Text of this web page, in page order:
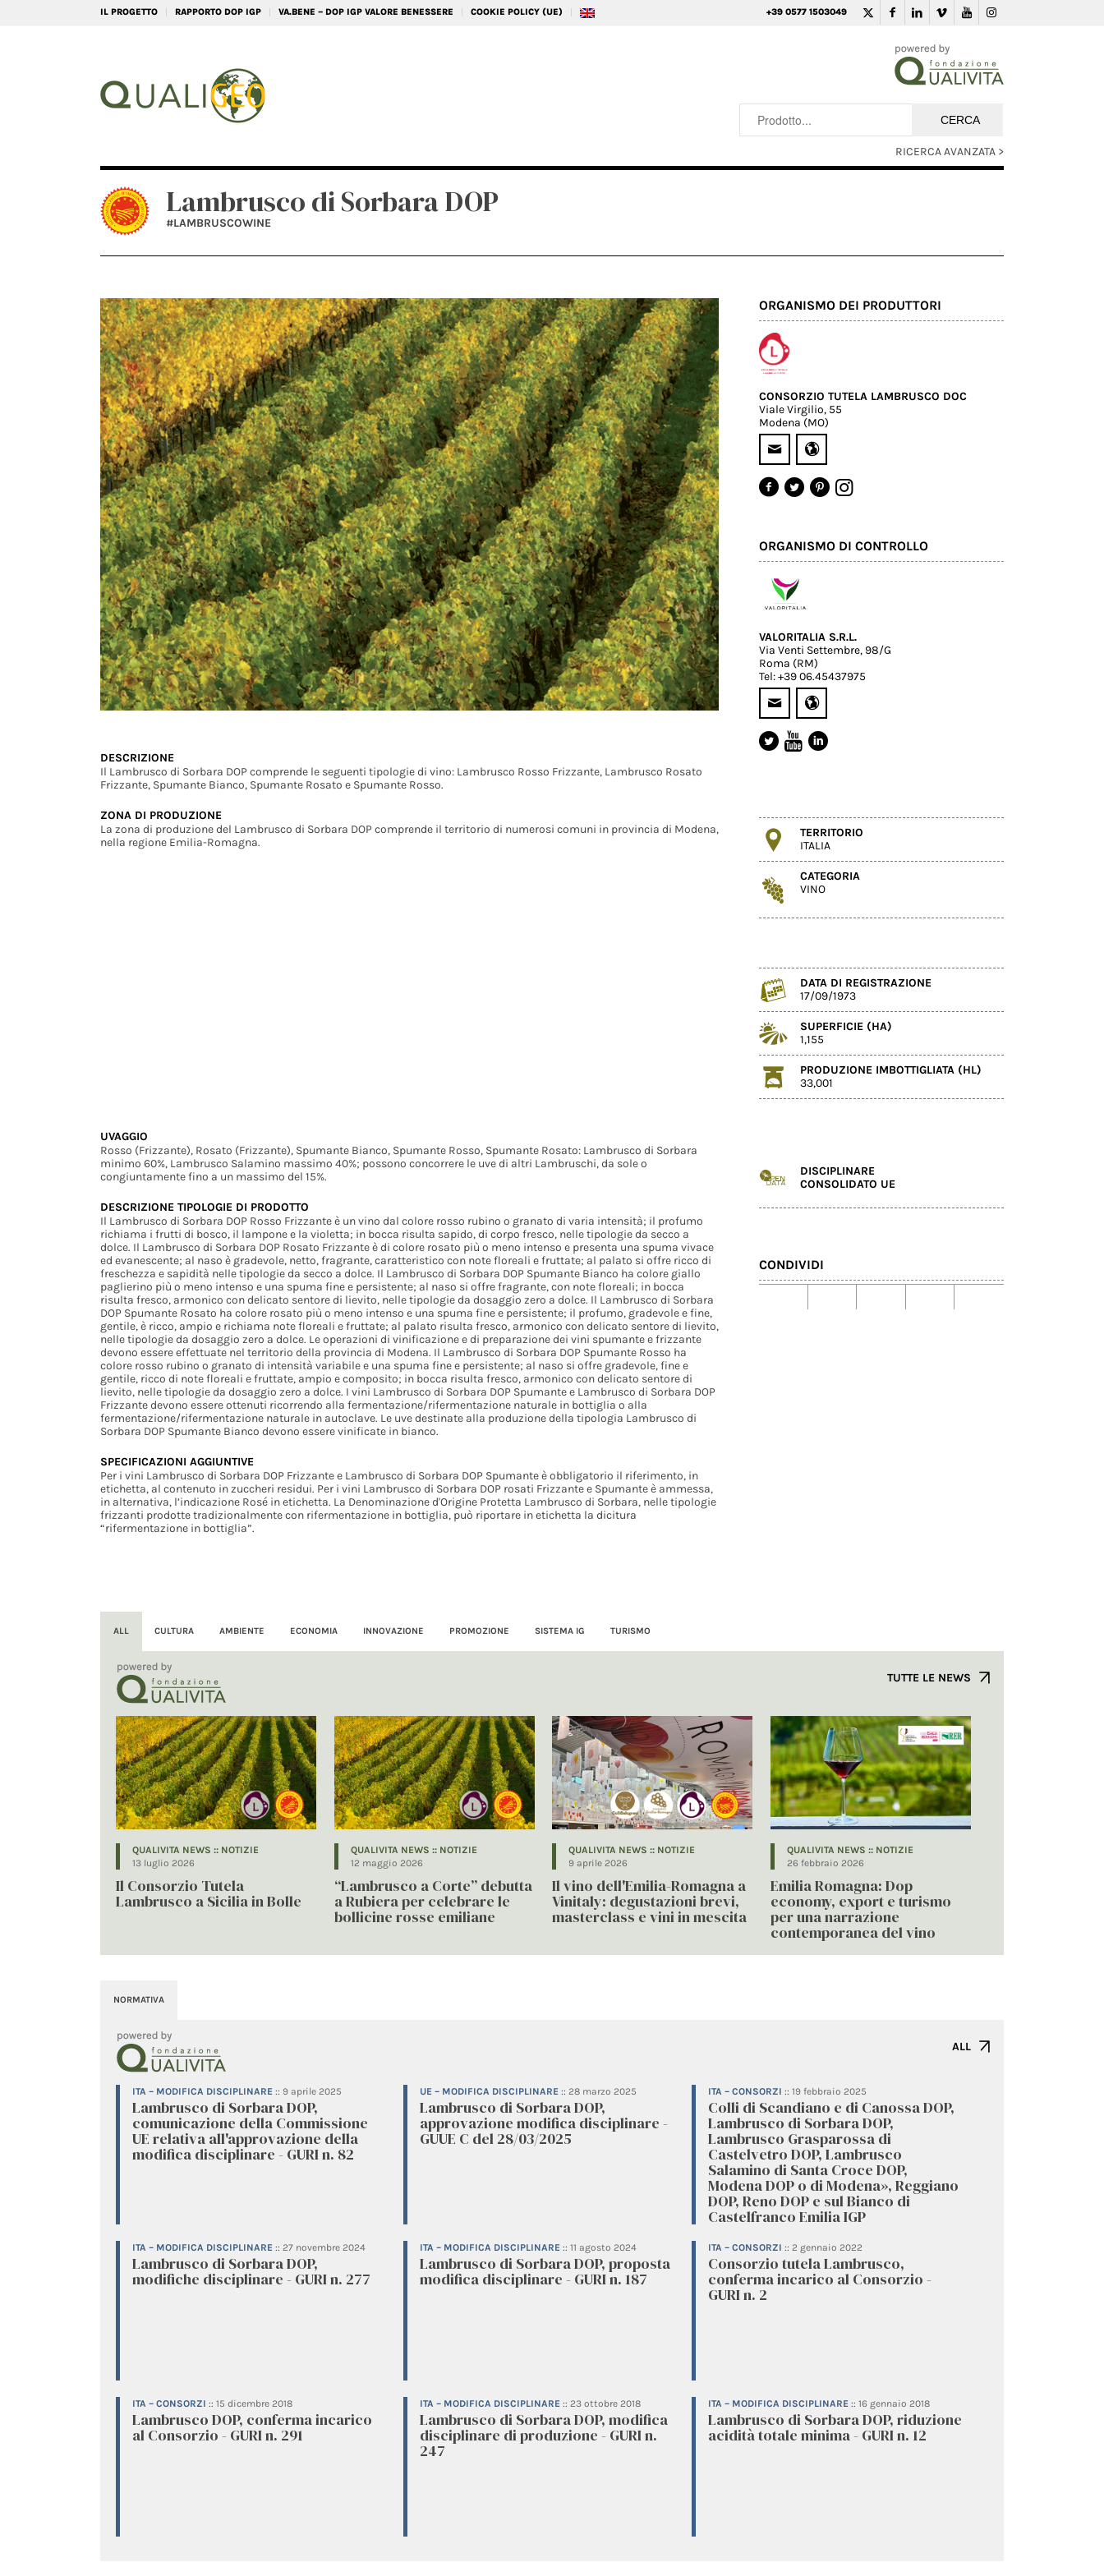
IL PROGETTO RAPPORTO DOP IGP VA.BENE – DOP IGP VALORE BENESSERE COOKIE POLICY (UE) +39 0577 1503049
RICERCA AVANZATA >
Lambrusco di Sorbara DOP
#LAMBRUSCOWINE
DESCRIZIONE
Il Lambrusco di Sorbara DOP comprende le seguenti tipologie di vino: Lambrusco Rosso Frizzante, Lambrusco Rosato
Frizzante, Spumante Bianco, Spumante Rosato e Spumante Rosso.
ZONA DI PRODUZIONE
La zona di produzione del Lambrusco di Sorbara DOP comprende il territorio di numerosi comuni in provincia di Modena,
nella regione Emilia-Romagna.
UVAGGIO
Rosso (Frizzante), Rosato (Frizzante), Spumante Bianco, Spumante Rosso, Spumante Rosato: Lambrusco di Sorbara
minimo 60%, Lambrusco Salamino massimo 40%; possono concorrere le uve di altri Lambruschi, da sole o
congiuntamente fino a un massimo del 15%.
DESCRIZIONE TIPOLOGIE DI PRODOTTO
Il Lambrusco di Sorbara DOP Rosso Frizzante è un vino dal colore rosso rubino o granato di varia intensità; il profumo
richiama i frutti di bosco, il lampone e la violetta; in bocca risulta sapido, di corpo fresco, nelle tipologie da secco a
dolce. Il Lambrusco di Sorbara DOP Rosato Frizzante è di colore rosato più o meno intenso e presenta una spuma vivace
ed evanescente; al naso è gradevole, netto, fragrante, caratteristico con note floreali e fruttate; al palato si offre ricco di
freschezza e sapidità nelle tipologie da secco a dolce. Il Lambrusco di Sorbara DOP Spumante Bianco ha colore giallo
paglierino più o meno intenso e una spuma fine e persistente; al naso si offre fragrante, con note floreali; in bocca
risulta fresco, armonico con delicato sentore di lievito, nelle tipologie da dosaggio zero a dolce. Il Lambrusco di Sorbara
DOP Spumante Rosato ha colore rosato più o meno intenso e una spuma fine e persistente; il profumo, gradevole e fine,
gentile, è ricco, ampio e richiama note floreali e fruttate; al palato risulta fresco, armonico con delicato sentore di lievito,
nelle tipologie da dosaggio zero a dolce. Le operazioni di vinificazione e di preparazione dei vini spumante e frizzante
devono essere effettuate nel territorio della provincia di Modena. Il Lambrusco di Sorbara DOP Spumante Rosso ha
colore rosso rubino o granato di intensità variabile e una spuma fine e persistente; al naso si offre gradevole, fine e
gentile, ricco di note floreali e fruttate, ampio e composito; in bocca risulta fresco, armonico con delicato sentore di
lievito, nelle tipologie da dosaggio zero a dolce. I vini Lambrusco di Sorbara DOP Spumante e Lambrusco di Sorbara DOP
Frizzante devono essere ottenuti ricorrendo alla fermentazione/rifermentazione naturale in bottiglia o alla
fermentazione/rifermentazione naturale in autoclave. Le uve destinate alla produzione della tipologia Lambrusco di
Sorbara DOP Spumante Bianco devono essere vinificate in bianco.
SPECIFICAZIONI AGGIUNTIVE
Per i vini Lambrusco di Sorbara DOP Frizzante e Lambrusco di Sorbara DOP Spumante è obbligatorio il riferimento, in
etichetta, al contenuto in zuccheri residui. Per i vini Lambrusco di Sorbara DOP rosati Frizzante e Spumante è ammessa,
in alternativa, l’indicazione Rosé in etichetta. La Denominazione d'Origine Protetta Lambrusco di Sorbara, nelle tipologie
frizzanti prodotte tradizionalmente con rifermentazione in bottiglia, può riportare in etichetta la dicitura
“rifermentazione in bottiglia”.
ORGANISMO DEI PRODUTTORI
CONSORZIO TUTELA LAMBRUSCO DOC
Viale Virgilio, 55
Modena (MO)
ORGANISMO DI CONTROLLO
VALORITALIA S.R.L.
Via Venti Settembre, 98/G
Roma (RM)
Tel: +39 06.45437975
TERRITORIO
ITALIA
CATEGORIA
VINO
DATA DI REGISTRAZIONE
17/09/1973
SUPERFICIE (HA)
1,155
PRODUZIONE IMBOTTIGLIATA (HL)
33,001
DISCIPLINARE
CONSOLIDATO UE
CONDIVIDI
ALL CULTURA AMBIENTE ECONOMIA INNOVAZIONE PROMOZIONE SISTEMA IG TURISMO
TUTTE LE NEWS
QUALIVITA NEWS :: NOTIZIE
13 luglio 2026
Il Consorzio Tutela
Lambrusco a Sicilia in Bolle
QUALIVITA NEWS :: NOTIZIE
12 maggio 2026
“Lambrusco a Corte” debutta
a Rubiera per celebrare le
bollicine rosse emiliane
QUALIVITA NEWS :: NOTIZIE
9 aprile 2026
Il vino dell'Emilia-Romagna a
Vinitaly: degustazioni brevi,
masterclass e vini in mescita
QUALIVITA NEWS :: NOTIZIE
26 febbraio 2026
Emilia Romagna: Dop
economy, export e turismo
per una narrazione
contemporanea del vino
NORMATIVA
ALL
ITA – MODIFICA DISCIPLINARE :: 9 aprile 2025
Lambrusco di Sorbara DOP,
comunicazione della Commissione
UE relativa all'approvazione della
modifica disciplinare - GURI n. 82
UE – MODIFICA DISCIPLINARE ::28 marzo 2025
Lambrusco di Sorbara DOP,
approvazione modifica disciplinare -
GUUE C del 28/03/2025
ITA – CONSORZI :: 19 febbraio 2025
Colli di Scandiano e di Canossa DOP,
Lambrusco di Sorbara DOP,
Lambrusco Grasparossa di
Castelvetro DOP, Lambrusco
Salamino di Santa Croce DOP,
Modena DOP o di Modena», Reggiano
DOP, Reno DOP e sul Bianco di
Castelfranco Emilia IGP
ITA – MODIFICA DISCIPLINARE :: 27 novembre 2024
Lambrusco di Sorbara DOP,
modifiche disciplinare - GURI n. 277
ITA – MODIFICA DISCIPLINARE ::11 agosto 2024
Lambrusco di Sorbara DOP, proposta
modifica disciplinare - GURI n. 187
ITA – CONSORZI :: 2 gennaio 2022
Consorzio tutela Lambrusco,
conferma incarico al Consorzio -
GURI n. 2
ITA – CONSORZI :: 15 dicembre 2018
Lambrusco DOP, conferma incarico
al Consorzio - GURI n. 291
ITA – MODIFICA DISCIPLINARE ::23 ottobre 2018
Lambrusco di Sorbara DOP, modifica
disciplinare di produzione - GURI n.
247
ITA – MODIFICA DISCIPLINARE :: 16 gennaio 2018
Lambrusco di Sorbara DOP, riduzione
acidità totale minima - GURI n. 12